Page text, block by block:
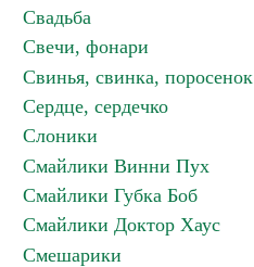
Свадьба
Свечи, фонари
Свинья, свинка, поросенок
Сердце, сердечко
Слоники
Смайлики Винни Пух
Смайлики Губка Боб
Смайлики Доктор Хаус
Смешарики